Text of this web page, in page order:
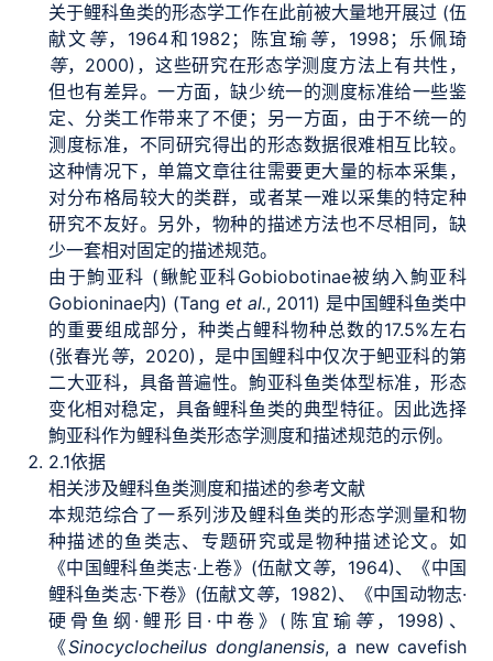
关于鲤科鱼类的形态学工作在此前被大量地开展过 (伍
献文 等，1964和1982；陈宜瑜 等，1998；乐佩琦
等，2000)，这些研究在形态学测度方法上有共性，
但也有差异。一方面，缺少统一的测度标准给一些鉴
定、分类工作带来了不便；另一方面，由于不统一的
测度标准，不同研究得出的形态数据很难相互比较。
这种情况下，单篇文章往往需要更大量的标本采集，
对分布格局较大的类群，或者某一难以采集的特定种
研究不友好。另外，物种的描述方法也不尽相同，缺
少一套相对固定的描述规范。
由于鮈亚科 (鳅鮀亚科Gobiobotinae被纳入鮈亚科
Gobioninae内) (Tang et al., 2011) 是中国鲤科鱼类中
的重要组成部分，种类占鲤科物种总数的17.5%左右
(张春光等，2020)，是中国鲤科中仅次于鲃亚科的第
二大亚科，具备普遍性。鮈亚科鱼类体型标准，形态
变化相对稳定，具备鲤科鱼类的典型特征。因此选择
鮈亚科作为鲤科鱼类形态学测度和描述规范的示例。
依据
2.1
相关涉及鲤科鱼类测度和描述的参考文献
本规范综合了一系列涉及鲤科鱼类的形态学测量和物
种描述的鱼类志、专题研究或是物种描述论文。如
《中国鲤科鱼类志·上卷》(伍献文等，1964)、《中国
鲤科鱼类志·下卷》(伍献文等，1982)、《中国动物志·
硬骨鱼纲·鲤形目·中卷》(陈宜瑜 等 ，1998)、
《Sinocyclocheilus donglanensis, a new cavefish